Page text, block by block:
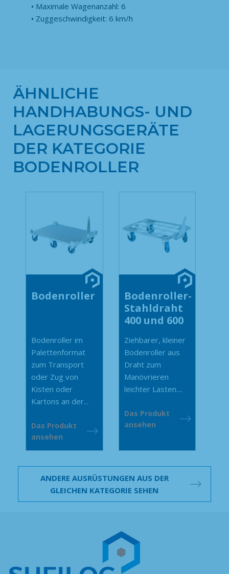
Maximale Wagenanzahl: 6
Zuggeschwindigkeit: 6 km/h
ÄHNLICHE
HANDHABUNGS- UND
LAGERUNGSGERÄTE
DER KATEGORIE
BODENROLLER
Bodenroller
Bodenroller im
Palettenformat
zum Transport
oder Zug von
Kisten oder
Kartons an der...
Das Produkt
ansehen
Bodenroller-
Stahldraht
400 und 600
Ziehbarer, kleiner
Bodenroller aus
Draht zum
Manövrieren
leichter Lasten....
Das Produkt
ansehen
ANDERE AUSRÜSTUNGEN AUS DER
GLEICHEN KATEGORIE SEHEN